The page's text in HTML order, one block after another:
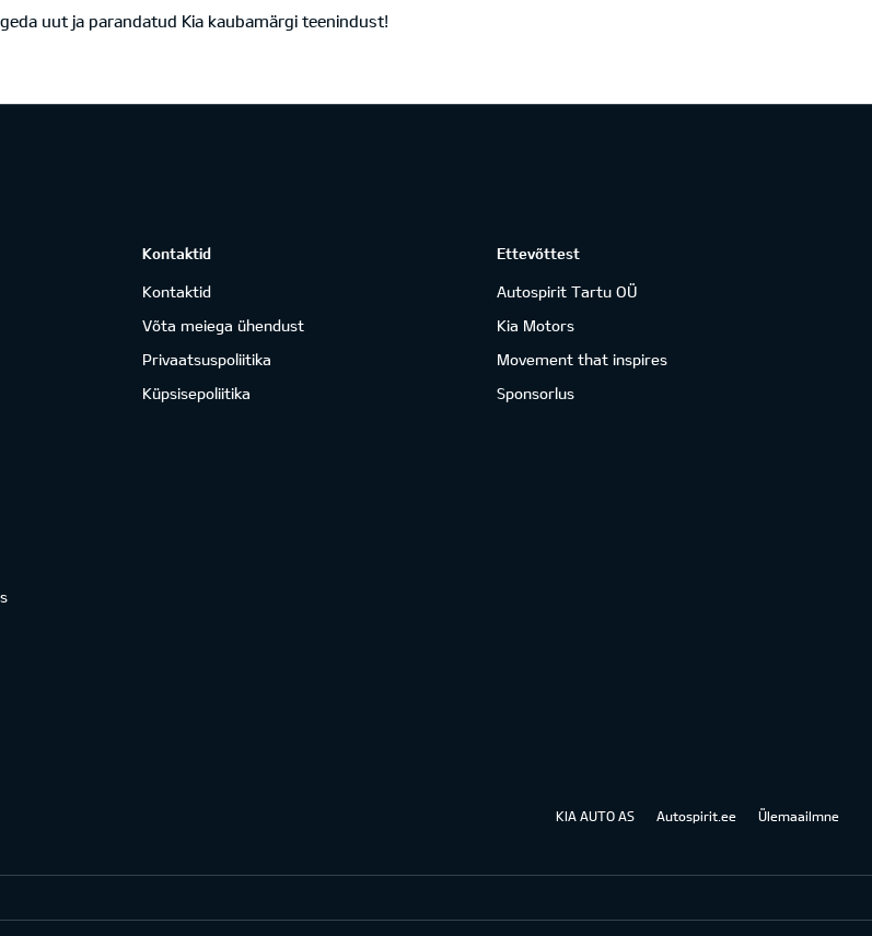
uut ja parandatud Kia kaubamärgi teenindust!
Kontaktid
Kontaktid
Võta meiega ühendust
Privaatsuspoliitika
Küpsisepoliitika
Ettevõttest
Autospirit Tartu OÜ
Kia Motors
Movement that inspires
Sponsorlus
KIA AUTO AS Autospirit.ee Ülemaailmne